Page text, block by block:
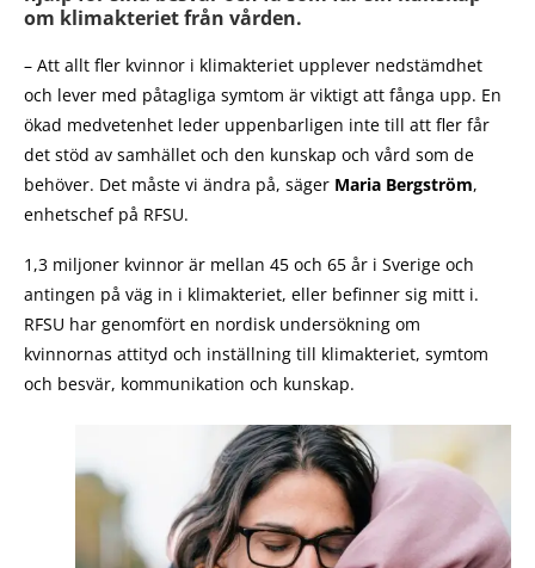
om klimakteriet från vården.
– Att allt fler kvinnor i klimakteriet upplever nedstämdhet
och lever med påtagliga symtom är viktigt att fånga upp. En
ökad medvetenhet leder uppenbarligen inte till att fler får
det stöd av samhället och den kunskap och vård som de
behöver. Det måste vi ändra på, säger Maria Bergström,
enhetschef på RFSU.
1,3 miljoner kvinnor är mellan 45 och 65 år i Sverige och
antingen på väg in i klimakteriet, eller befinner sig mitt i.
RFSU har genomfört en nordisk undersökning om
kvinnornas attityd och inställning till klimakteriet, symtom
och besvär, kommunikation och kunskap.